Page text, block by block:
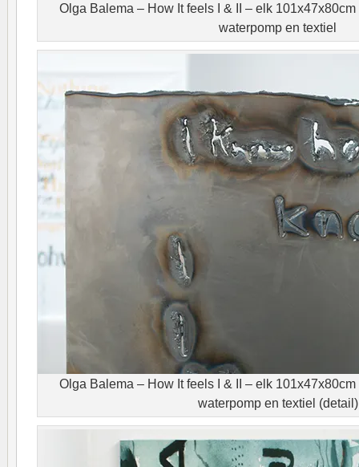
Olga Balema – How It feels I & II – elk
waterpomp en textiel
Olga Balema – How It feels I & II – elk
waterpomp en textiel (detail)